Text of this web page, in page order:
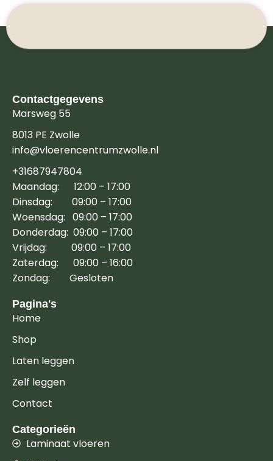
Contactgegevens
Marsweg 55
8013 PE Zwolle
info@vloerencentrumzwolle.nl
+31687947804
Maandag: 12:00 – 17:00
Dinsdag: 09:00 – 17:00
Woensdag: 09:00 – 17:00
Donderdag: 09:00 – 17:00
Vrijdag: 09:00 – 17:00
Zaterdag: 09:00 – 16:00
Zondag: Gesloten
Pagina's
Home
Shop
Laten leggen
Zelf leggen
Contact
Categorieën
Laminaat vloeren